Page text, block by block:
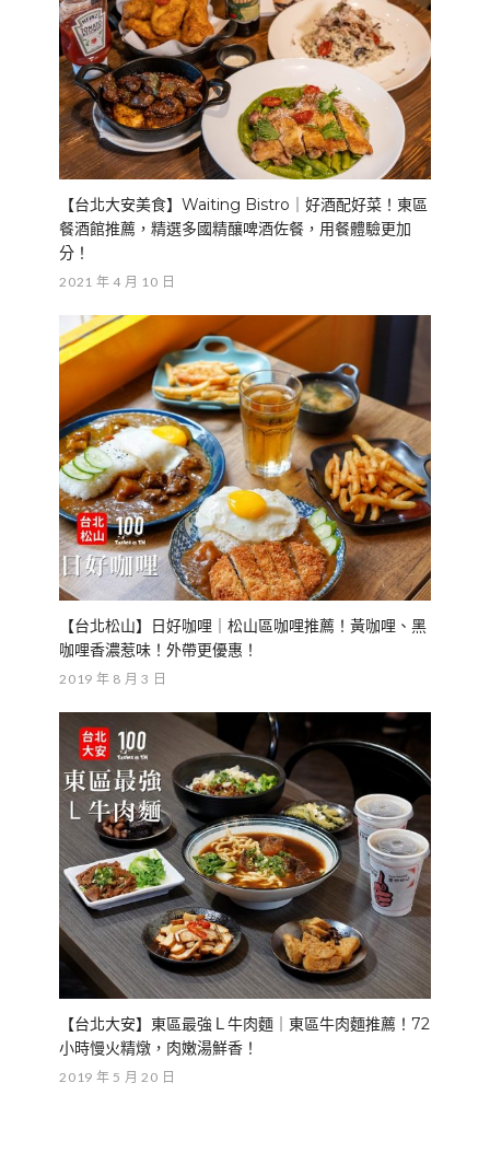
【台北大安美食】Waiting Bistro｜好酒配好菜！東區
餐酒館推薦，精選多國精釀啤酒佐餐，用餐體驗更加
分！
2021 年 4 月 10 日
【台北松山】日好咖哩｜松山區咖哩推薦！黃咖哩、黑
咖哩香濃惹味！外帶更優惠！
2019 年 8 月 3 日
【台北大安】東區最強Ｌ牛肉麵｜東區牛肉麵推薦！72
小時慢火精燉，肉嫩湯鮮香！
2019 年 5 月 20 日